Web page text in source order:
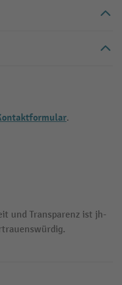
.
und Transparenz ist jh-